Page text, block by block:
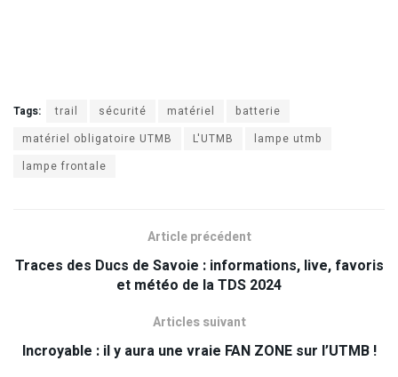
Tags: trail sécurité matériel
batterie
matériel obligatoire UTMB
L'UTMB
lampe utmb
lampe frontale
Article précédent
Traces des Ducs de Savoie : informations, live, favoris
et météo de la TDS 2024
Articles suivant
Incroyable : il y aura une vraie FAN ZONE sur l’UTMB !